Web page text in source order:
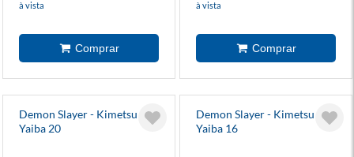
à vista à vista
Demon Slayer - Kimetsu No
Yaiba 20
Demon Slayer - Kimetsu No
Yaiba 16